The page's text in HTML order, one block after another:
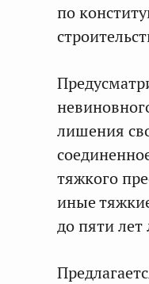
по
лишения
тяжкого
иные
до пяти